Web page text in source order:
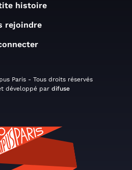
histoire
rejoindre
Paris - Tous droits réservés
développé par difuse